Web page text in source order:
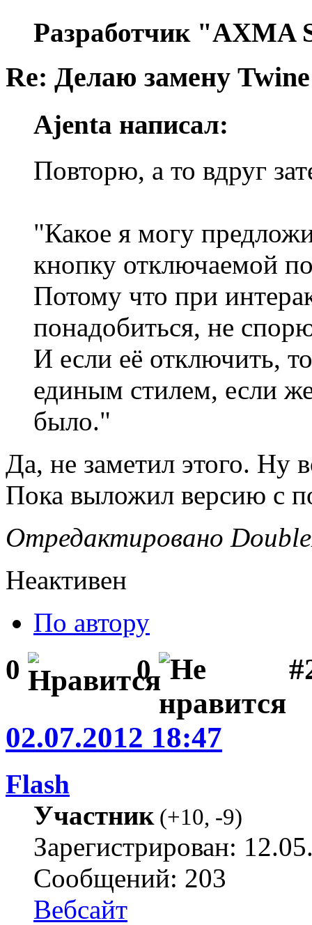
Разработчик "AXMA
Re: Делаю замену
Ajenta написал:
Повторю, а то вдруг
"Какое я могу
кнопку отключаемой
Потому что при
понадобиться, не
И если её отключить,
единым стилем, если
было."
Да, не заметил этого. Ну
Пока выложил версию с
Отредактировано
Неактивен
По автору
0 0
02.07.2012 18:47
Flash
Участник(+10, -9)
Зарегистрирован:
Сообщений: 203
Вебсайт